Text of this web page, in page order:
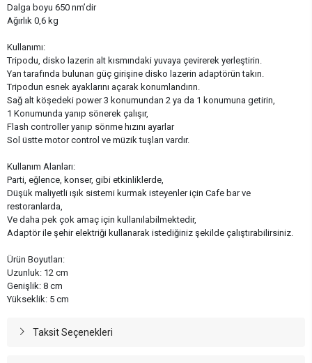
Dalga boyu 650 nm’dir
Ağırlık 0,6 kg
Kullanımı:
Tripodu, disko lazerin alt kısmındaki yuvaya çevirerek yerleştirin.
Yan tarafında bulunan güç girişine disko lazerin adaptörün takın.
Tripodun esnek ayaklarını açarak konumlandırın.
Sağ alt köşedeki power 3 konumundan 2 ya da 1 konumuna getirin,
1 Konumunda yanıp sönerek çalışır,
Flash controller yanıp sönme hızını ayarlar
Sol üstte motor control ve müzik tuşları vardır.
Kullanım Alanları:
Parti, eğlence, konser, gibi etkinliklerde,
Düşük maliyetli ışık sistemi kurmak isteyenler için Cafe bar ve
restoranlarda,
Ve daha pek çok amaç için kullanılabilmektedir,
Adaptör ile şehir elektriği kullanarak istediğiniz şekilde çalıştırabilirsiniz.
Ürün Boyutları:
Uzunluk: 12 cm
Genişlik: 8 cm
Yükseklik: 5 cm
Taksit Seçenekleri